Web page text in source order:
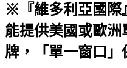
※『維多利亞國際
能提供美國或歐
牌，「單一窗口」